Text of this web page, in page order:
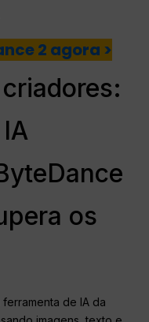
2 agora >
os
de IA da